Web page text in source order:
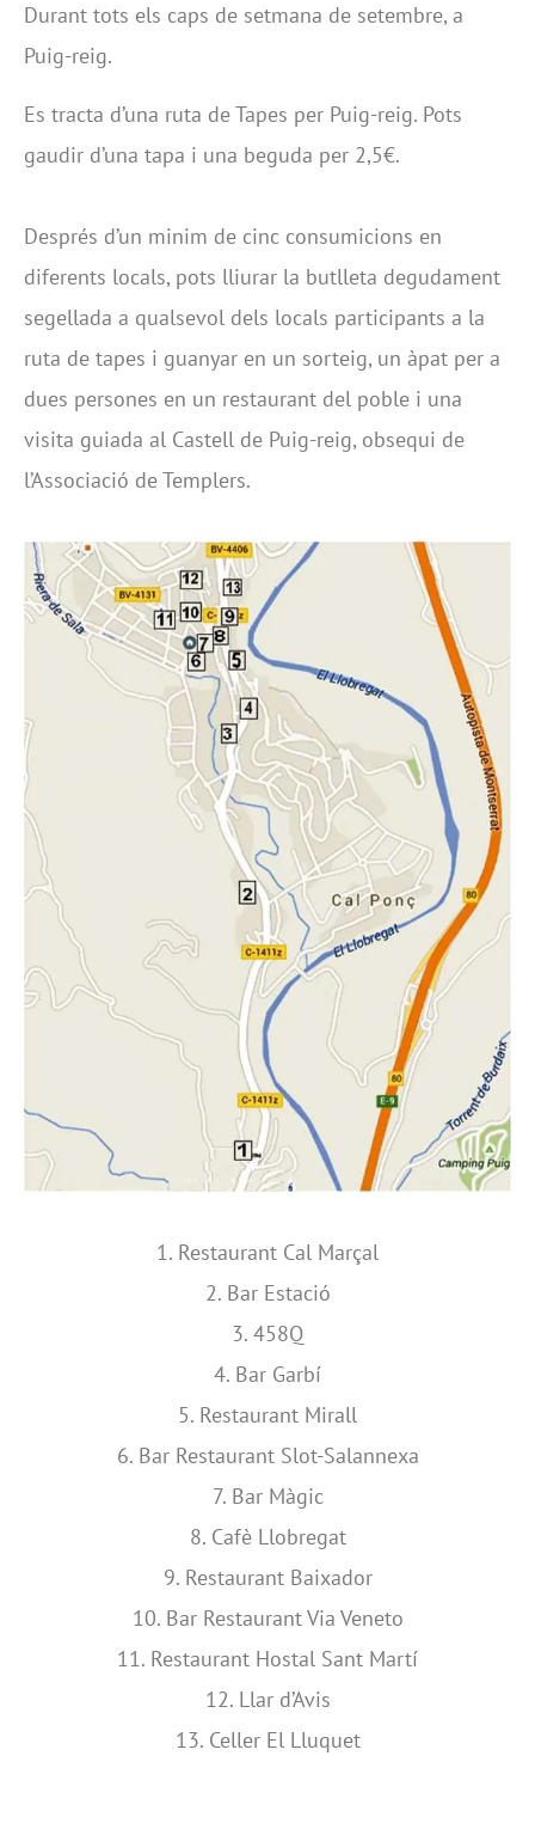
Durant tots els caps de setmana de setembre, a
Puig-reig.
Es tracta d’una ruta de Tapes per Puig-reig. Pots
gaudir d’una tapa i una beguda per 2,5€.
Després d’un minim de cinc consumicions en
diferents locals, pots lliurar la butlleta degudament
segellada a qualsevol dels locals participants a la
ruta de tapes i guanyar en un sorteig, un àpat per a
dues persones en un restaurant del poble i una
visita guiada al Castell de Puig-reig, obsequi de
l’Associació de Templers.
1. Restaurant Cal Marçal
2. Bar Estació
3. 458Q
4. Bar Garbí
5. Restaurant Mirall
6. Bar Restaurant Slot-Salannexa
7. Bar Màgic
8. Cafè Llobregat
9. Restaurant Baixador
10. Bar Restaurant Via Veneto
11. Restaurant Hostal Sant Martí
12. Llar d’Avis
13. Celler El Lluquet